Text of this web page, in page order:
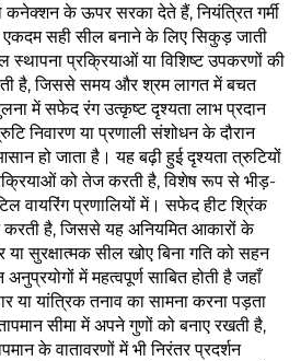
कनेक्शन के ऊपर सरका देते हैं, नियंत्रित गर्मी
सही सील बनाने के लिए सिकुड़ जाती
प्रक्रियाओं या विशिष्ट उपकरणों की
है, जिससे समय और श्रम लागत में बचत
में सफेद रंग उत्कृष्ट दृश्यता लाभ प्रदान
निवारण या प्रणाली संशोधन के दौरान
हो जाता है। यह बढ़ी हुई दृश्यता त्रुटियों
को तेज करती है, विशेष रूप से भीड़-
वायरिंग प्रणालियों में। सफेद हीट श्रिंक
है, जिससे यह अनियमित आकारों के
सुरक्षात्मक सील खोए बिना गति को सहन
में महत्वपूर्ण साबित होती है जहाँ
या यांत्रिक तनाव का सामना करना पड़ता
सीमा में अपने गुणों को बनाए रखती है,
के वातावरणों में भी निरंतर प्रदर्शन